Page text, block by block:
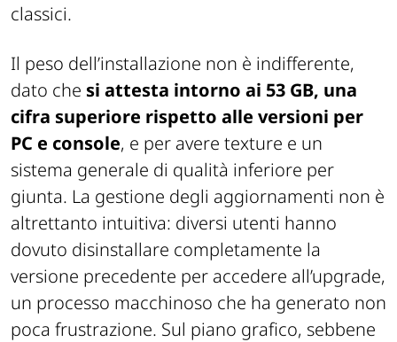
classici.
Il peso dell’installazione non è indifferente,
dato che si attesta intorno ai 53 GB, una
cifra superiore rispetto alle versioni per
PC e console, e per avere texture e un
sistema generale di qualità inferiore per
giunta. La gestione degli aggiornamenti non è
altrettanto intuitiva: diversi utenti hanno
dovuto disinstallare completamente la
versione precedente per accedere all’upgrade,
un processo macchinoso che ha generato non
poca frustrazione. Sul piano grafico, sebbene